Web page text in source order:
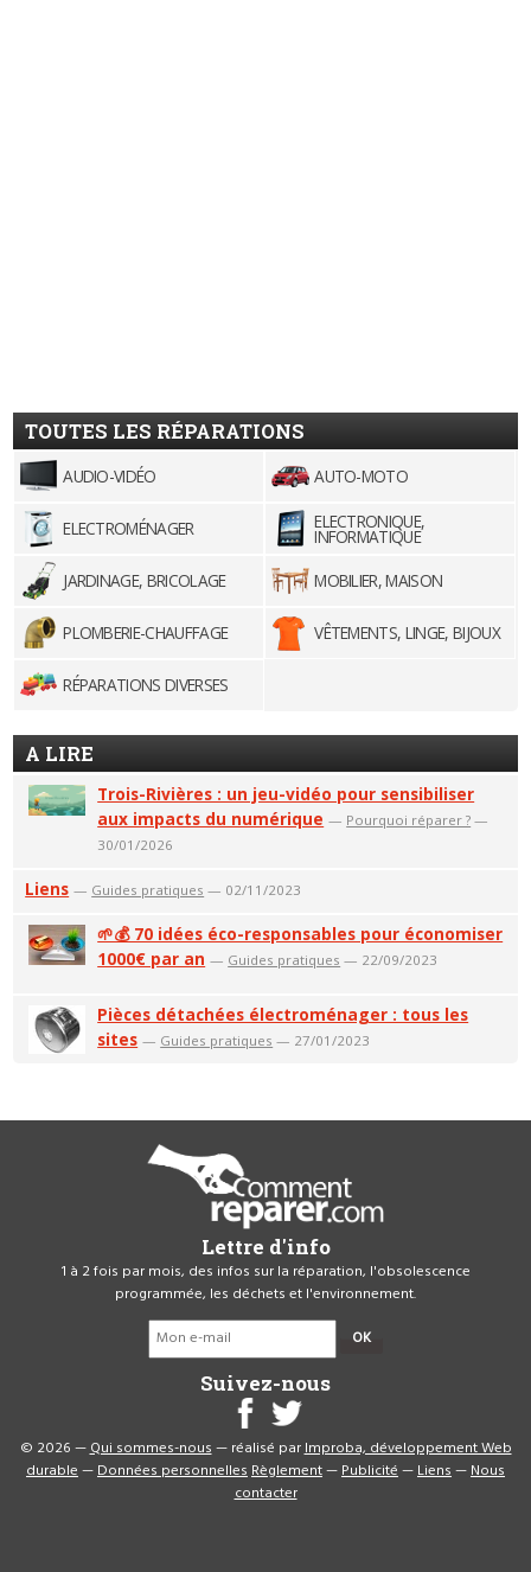
TOUTES LES RÉPARATIONS
AUDIO-VIDÉO AUTO-MOTO
ELECTROMÉNAGER ELECTRONIQUE,
INFORMATIQUE
JARDINAGE, BRICOLAGE
MOBILIER, MAISON
PLOMBERIE-CHAUFFAGE VÊTEMENTS, LINGE, BIJOUX
RÉPARATIONS DIVERSES
A LIRE
Trois-Rivières : un jeu-vidéo pour sensibiliser
aux impacts du numérique — Pourquoi réparer ? —
30/01/2026
Liens — Guides pratiques — 02/11/2023
🌱💰 70 idées éco-responsables pour économiser
1000€ par an — Guides pratiques — 22/09/2023
Pièces détachées électroménager : tous les
sites — Guides pratiques — 27/01/2023
Lettre d'info
1 à 2 fois par mois, des infos sur la réparation, l'obsolescence
programmée, les déchets et l'environnement.
OK
Suivez-nous
© 2026 —Qui sommes-nous— réalisé parImproba, développement Web
durable—Données personnellesRèglement—Publicité—Liens—Nous
contacter